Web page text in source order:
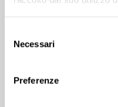
delNecessari
Preferenze
Fabiana P.